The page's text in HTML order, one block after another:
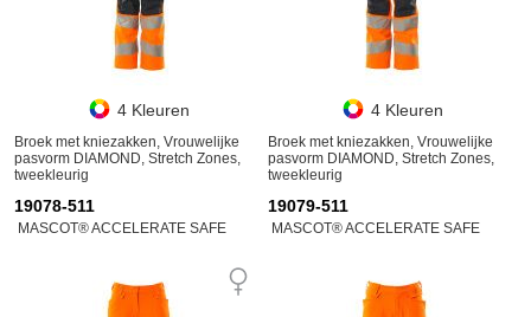
4 Kleuren
Broek met kniezakken, Vrouwelijke
pasvorm DIAMOND, Stretch Zones,
tweekleurig
4 Kleuren
Broek met kniezakken, Vrouwelijke
pasvorm DIAMOND, Stretch Zones,
tweekleurig
19078-511
MASCOT® ACCELERATE SAFE
19079-511
MASCOT® ACCELERATE SAFE